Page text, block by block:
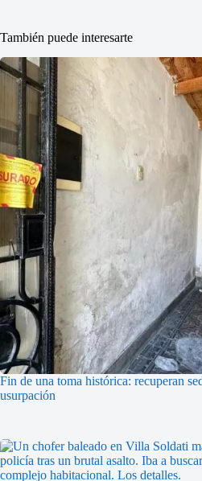
También puede interesarte
Fin de una toma histórica: recuperan
usurpación